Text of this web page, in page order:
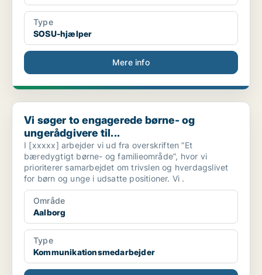
Type
SOSU-hjælper
Mere info
Vi søger to engagerede børne- og ungerådgivere til...
Vi søger to engagerede børne- og
ungerådgivere til...
I [xxxxx] arbejder vi ud fra overskriften ”Et
bæredygtigt børne- og familieområde”, hvor vi
prioriterer samarbejdet om trivslen og hverdagslivet
for børn og unge i udsatte positioner. Vi .
Område
Aalborg
Type
Kommunikationsmedarbejder